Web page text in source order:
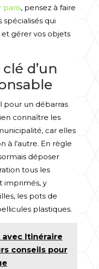
paris, pensez à faire
qui
gérer vos objets
d’un
pour un débarras
connaître les
car elles
à l’autre. En règle
déposer
tous les
imprimés, y
les pots de
plastiques.
avec Itinéraire
conseils pour